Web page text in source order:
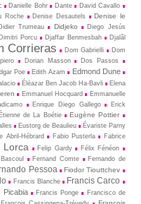
Danielle Bohr Dante
David Cavallo
Roche Denise Desautels
Denise le
Trumeau Didjeko
Diego Jesús
Dimitri Porcu Djaffar Benmesbah
Djalâl
Corrieras Dom Gabrielli
Dom
Dorian Masson
Dos Passos
Poe Edith Azam
Edmond Dune
Éléazar Ben Jacob Ha-Bavli
Elena
Emmanuel Hocquard
Emmanuelle
Enrique Diego Gallego
Erick
Étienne de La Boétie Eugène Pottier
Eustorg de Beaulieu
Évariste Parny
Abril-Hébrard Fabio Pusterla
Fabrice
Lorca Felip Gardy
Félix Fénéon
Fernand Comte
Fernando de
Pessoa Fiodor Tiouttchev
Francis Blanche Francis Carco
Picabia Francis Ponge
Francisco de